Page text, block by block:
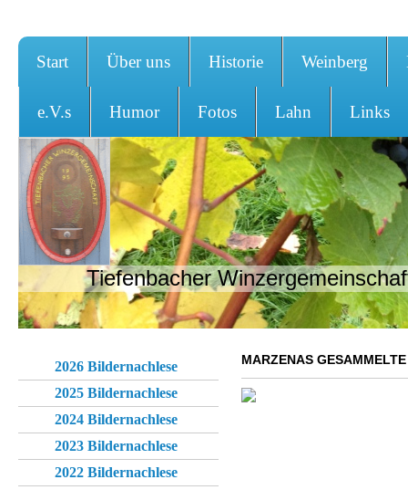
Start Über uns Historie Weinberg
e.V.s Humor Fotos Lahn Links
Tiefenbacher
2026 Bildernachlese
2025 Bildernachlese
2024 Bildernachlese
2023 Bildernachlese
2022 Bildernachlese
MARZENAS